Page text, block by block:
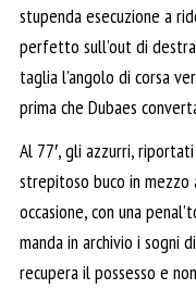
stupenda esecuzione a
perfetto sull’out di
taglia l’angolo di corsa
prima che Dubaes
Al 77′, gli azzurri,
strepitoso buco in mezzo
occasione, con una
manda in archivio i sogni
recupera il possesso e